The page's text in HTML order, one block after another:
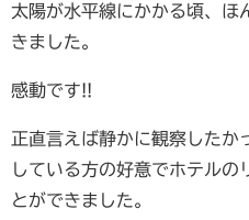
太陽が水平線にかかる頃、ほ
きました。
感動です!!
正直言えば静かに観察したか
している方の好意でホテルの
とができました。